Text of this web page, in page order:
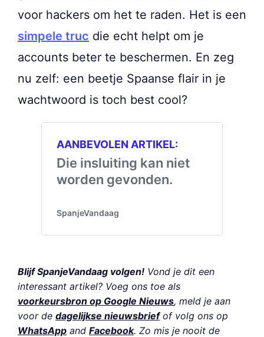
voor hackers om het te raden. Het is een
simpele truc die echt helpt om je
accounts beter te beschermen. En zeg
nu zelf: een beetje Spaanse flair in je
wachtwoord is toch best cool?
Blijf SpanjeVandaag volgen! Vond je dit een
interessant artikel? Voeg ons toe als
voorkeursbron op Google Nieuws, meld je aan
voor de dagelijkse nieuwsbriefof volg ons op
WhatsApp and Facebook. Zo mis je nooit de